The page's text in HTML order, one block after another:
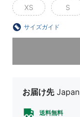
XS S
サイズガイド
お届け先 Japan
送料無料